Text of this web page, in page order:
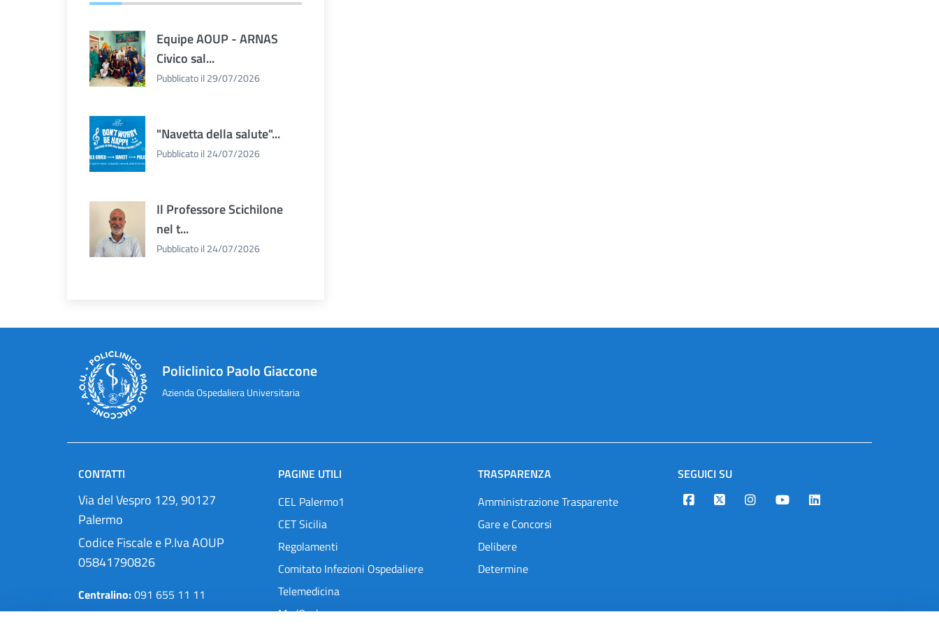
Equipe AOUP - ARNAS
Civico sal...
Pubblicato il 29/07/2026
"Navetta della salute"...
Pubblicato il 24/07/2026
Il Professore Scichilone
nel t...
Pubblicato il 24/07/2026
Policlinico Paolo Giaccone
Azienda Ospedaliera Universitaria
CONTATTI
Via del Vespro 129, 90127
Palermo
Codice Fiscale e P.Iva AOUP
05841790826
Centralino:091 655 11 11
Pec:protocollo@cert.policlinico.pa.it
PAGINE UTILI
CEL Palermo1
CET Sicilia
Regolamenti
Comitato Infezioni Ospedaliere
Telemedicina
MedOral
TRASPARENZA
Amministrazione Trasparente
Gare e Concorsi
Delibere
Determine
SEGUICI SU
Designers Italia
TwitterInstagramYoutubeLinkedin